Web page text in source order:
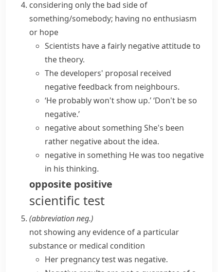
considering only the bad side of
something/somebody; having no enthusiasm
or hope
Scientists have a fairly negative attitudeto
the theory.
The developers' proposal received
negative feedback from neighbours.
‘He probably won't show up.’ ‘Don't be so
negative.’
negative about something She's been
rather negative about the idea.
negative in something He was too negative
in his thinking.
opposite positive
scientific test
(abbreviationneg.)
not showing any evidence of a particular
substance or medical condition
Her pregnancy test was negative.